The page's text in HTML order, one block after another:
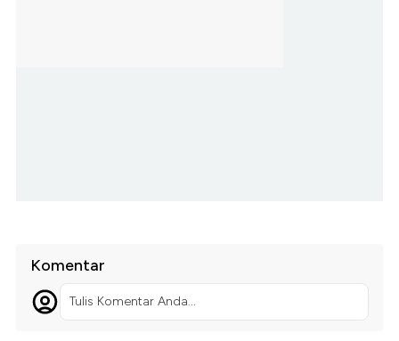
Komentar
Tulis Komentar Anda...